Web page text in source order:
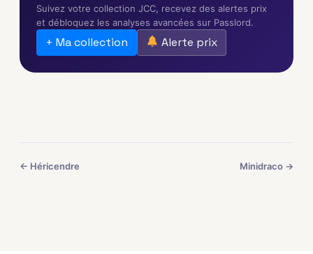
Suivez votre collection JCC, recevez des alertes prix
et débloquez les analyses avancées sur Passlord.
+ Ma collection Alerte prix
← Héricendre Minidraco →